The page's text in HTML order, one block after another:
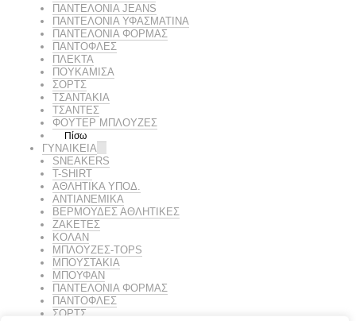
ΠΑΝΤΕΛΟΝΙΑ JEANS
ΠΑΝΤΕΛΟΝΙΑ ΥΦΑΣΜΑΤΙΝΑ
ΠΑΝΤΕΛΟΝΙΑ ΦΟΡΜΑΣ
ΠΑΝΤΟΦΛΕΣ
ΠΛΕΚΤΑ
ΠΟΥΚΑΜΙΣΑ
ΣΟΡΤΣ
ΤΣΑΝΤΑΚΙΑ
ΤΣΑΝΤΕΣ
ΦΟΥΤΕΡ ΜΠΛΟΥΖΕΣ
Πίσω
ΓΥΝΑΙΚΕΙΑ
SNEAKERS
T-SHIRT
ΑΘΛΗΤΙΚΑ ΥΠΟΔ.
ΑΝΤΙΑΝΕΜΙΚΑ
ΒΕΡΜΟΥΔΕΣ ΑΘΛΗΤΙΚΕΣ
ΖΑΚΕΤΕΣ
ΚΟΛΑΝ
ΜΠΛΟΥΖΕΣ-TOPS
ΜΠΟΥΣΤΑΚΙΑ
ΜΠΟΥΦΑΝ
ΠΑΝΤΕΛΟΝΙΑ ΦΟΡΜΑΣ
ΠΑΝΤΟΦΛΕΣ
ΣΟΡΤΣ